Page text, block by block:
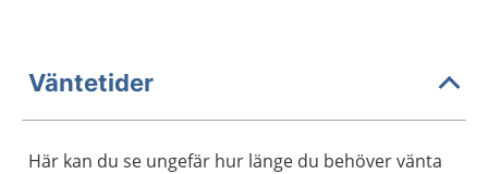
Väntetider
Här kan du se ungefär hur länge du behöver vänta